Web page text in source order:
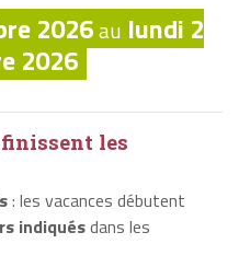
2026au lundi 2
2026
les
: les vacances débutent
indiquésdans les